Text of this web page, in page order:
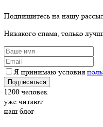
Подпишитесь на нашу
Никакого спама, только
Я принимаю условия
Подписаться
1200 человек
уже читают
наш блог